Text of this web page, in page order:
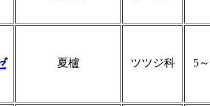
夏櫨 ツツジ科 5